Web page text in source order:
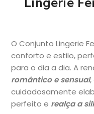
O Conjunto Lingerie
conforto e estilo,
para o dia a dia. A
romântico e sensual
cuidadosamente
perfeito e realça a